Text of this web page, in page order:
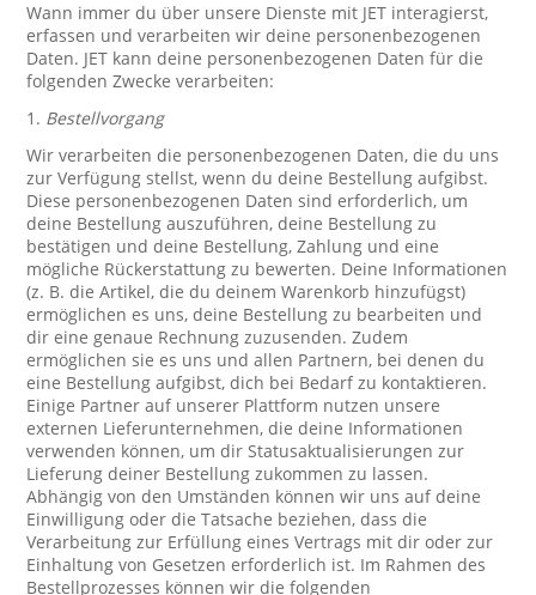
Wann immer du über unsere Dienste mit JET interagierst,
erfassen und verarbeiten wir deine personenbezogenen
Daten. JET kann deine personenbezogenen Daten für die
folgenden Zwecke verarbeiten:
1. Bestellvorgang
Wir verarbeiten die personenbezogenen Daten, die du uns
zur Verfügung stellst, wenn du deine Bestellung aufgibst.
Diese personenbezogenen Daten sind erforderlich, um
deine Bestellung auszuführen, deine Bestellung zu
bestätigen und deine Bestellung, Zahlung und eine
mögliche Rückerstattung zu bewerten. Deine Informationen
(z. B. die Artikel, die du deinem Warenkorb hinzufügst)
ermöglichen es uns, deine Bestellung zu bearbeiten und
dir eine genaue Rechnung zuzusenden. Zudem
ermöglichen sie es uns und allen Partnern, bei denen du
eine Bestellung aufgibst, dich bei Bedarf zu kontaktieren.
Einige Partner auf unserer Plattform nutzen unsere
externen Lieferunternehmen, die deine Informationen
verwenden können, um dir Statusaktualisierungen zur
Lieferung deiner Bestellung zukommen zu lassen.
Abhängig von den Umständen können wir uns auf deine
Einwilligung oder die Tatsache beziehen, dass die
Verarbeitung zur Erfüllung eines Vertrags mit dir oder zur
Einhaltung von Gesetzen erforderlich ist. Im Rahmen des
Bestellprozesses können wir die folgenden